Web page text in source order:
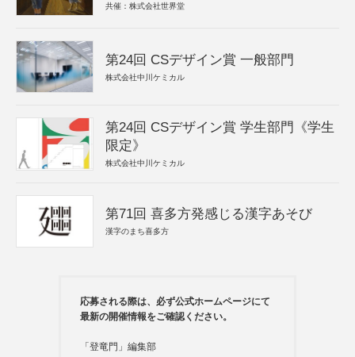
共催：株式会社世界堂
第24回 CSデザイン賞 一般部門
株式会社中川ケミカル
第24回 CSデザイン賞 学生部門《学生
限定》
株式会社中川ケミカル
第71回 喜多方発感じる漢字あそび
漢字のまち喜多方
応募される際は、必ず公式ホームページにて
最新の開催情報をご確認ください。
「登竜門」編集部